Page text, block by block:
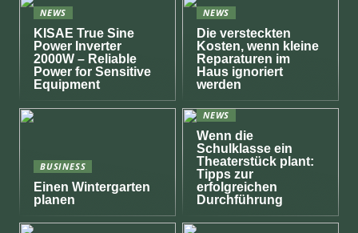
NEWS
KISAE True Sine
Power Inverter
2000W – Reliable
Power for Sensitive
Equipment
NEWS
Die versteckten
Kosten, wenn kleine
Reparaturen im
Haus ignoriert
werden
BUSINESS
Einen Wintergarten
planen
NEWS
Wenn die
Schulklasse ein
Theaterstück plant:
Tipps zur
erfolgreichen
Durchführung